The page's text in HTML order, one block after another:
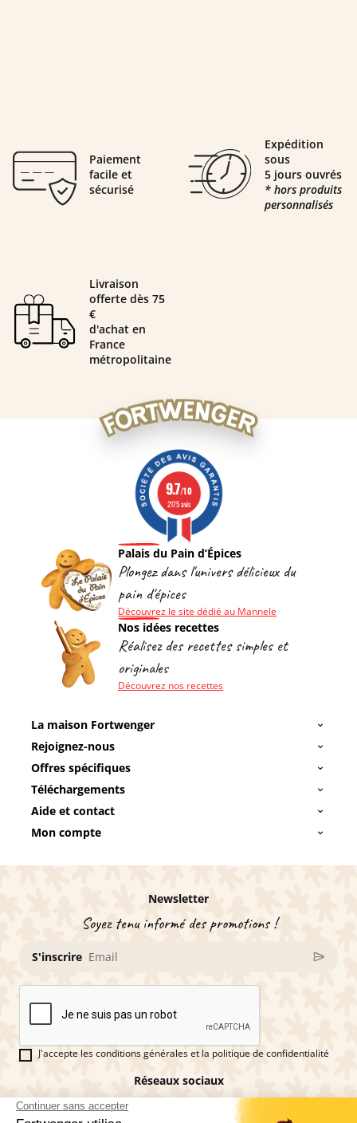
Paiement
facile et
sécurisé
Expédition
sous
5 jours ouvrés
* hors produits
personnalisés
Livraison
offerte dès 75
€
d'achat en
France
métropolitaine
Palais du Pain d’Épices
Plongez dans l'univers délicieux du
pain d'épices
Découvrez le site dédié au Mannele
9.7/10
2175 avis
Nos idées recettes
Réalisez des recettes simples et
originales
Découvrez nos recettes
La maison Fortwenger
Rejoignez-nous
Offres spécifiques
Téléchargements
Aide et contact
Mon compte
Newsletter
Soyez tenu informé des promotions !
S'inscrire
J'accepte les conditions générales et la politique de confidentialité
Réseaux sociaux
Vous êtes fan de pains d'épices ?